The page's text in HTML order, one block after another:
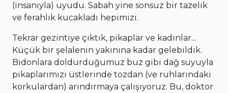
(insanıyla) uyudu. Sabah yine sonsuz bir tazelik
ve ferahlık kucakladı hepimizi.
Tekrar gezintiye çıktık, pikaplar ve kadınlar...
Küçük bir şelalenin yakınına kadar gelebildik.
Bidonlara doldurduğumuz buz gibi dağ suyuyla
pikaplarımızı üstlerinde tozdan (ve ruhlarındaki
korkulardan) arındırmaya çalışıyoruz. Bu, doktor